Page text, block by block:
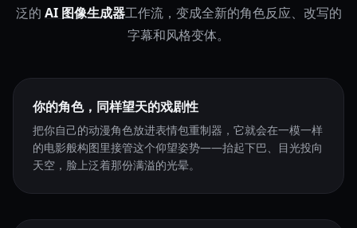
泛的 AI 图像生成器工作流，变成全新的角色反应、改写的
字幕和风格变体。
你的角色，同样望天的戏剧性
把你自己的动漫角色放进表情包重制器，它就会在一模一样
的电影般构图里接管这个仰望姿势——抬起下巴、目光投向
天空，脸上泛着那份满溢的光晕。